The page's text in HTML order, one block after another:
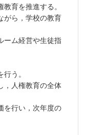
育を推進する。
ら，学校の教育
ム経営や生徒指
う。
人権教育の全体
行い，次年度の